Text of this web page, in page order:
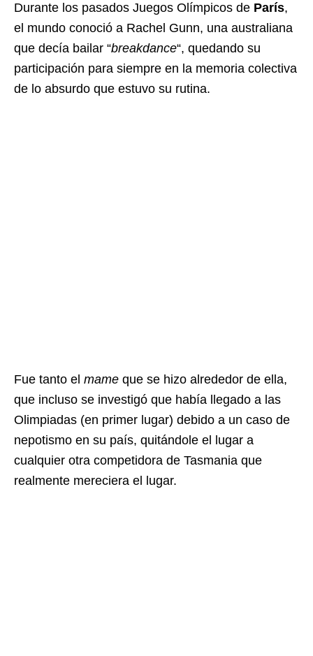
Durante los pasados Juegos Olímpicos de París,
el mundo conoció a Rachel Gunn, una australiana
que decía bailar “breakdance“, quedando su
participación para siempre en la memoria colectiva
de lo absurdo que estuvo su rutina.
Fue tanto el mame que se hizo alrededor de ella,
que incluso se investigó que había llegado a las
Olimpiadas (en primer lugar) debido a un caso de
nepotismo en su país, quitándole el lugar a
cualquier otra competidora de Tasmania que
realmente mereciera el lugar.